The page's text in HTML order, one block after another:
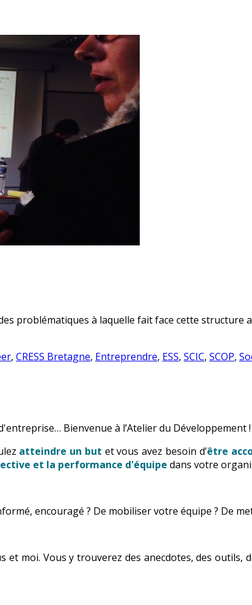
problématiques à laquelle fait face cette structure
, CRESS Bretagne, Entreprendre, ESS, SCIC, SCOP,
Bienvenue à l’Atelier du Développement !
atteindre un but et vous avez besoin d’être
et la performance d'équipe dans votre
encouragé ? De mobiliser votre équipe ? De
et moi. Vous y trouverez des anecdotes, des outils,